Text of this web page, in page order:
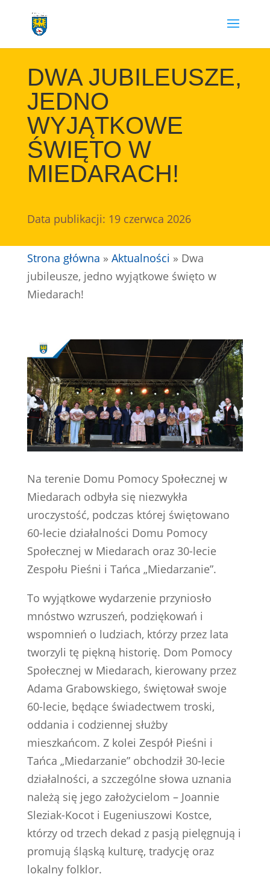
DWA JUBILEUSZE,
JEDNO
WYJĄTKOWE
ŚWIĘTO W
MIEDARACH!
Data publikacji: 19 czerwca 2026
Strona główna » Aktualności » Dwa
jubileusze, jedno wyjątkowe święto w
Miedarach!
Na terenie Domu Pomocy Społecznej w
Miedarach odbyła się niezwykła
uroczystość, podczas której świętowano
60-lecie działalności Domu Pomocy
Społecznej w Miedarach oraz 30-lecie
Zespołu Pieśni i Tańca „Miedarzanie”.
To wyjątkowe wydarzenie przyniosło
mnóstwo wzruszeń, podziękowań i
wspomnień o ludziach, którzy przez lata
tworzyli tę piękną historię. Dom Pomocy
Społecznej w Miedarach, kierowany przez
Adama Grabowskiego, świętował swoje
60-lecie, będące świadectwem troski,
oddania i codziennej służby
mieszkańcom. Z kolei Zespół Pieśni i
Tańca „Miedarzanie” obchodził 30-lecie
działalności, a szczególne słowa uznania
należą się jego założycielom – Joannie
Sleziak-Kocot i Eugeniuszowi Kostce,
którzy od trzech dekad z pasją pielęgnują i
promują śląską kulturę, tradycję oraz
lokalny folklor.